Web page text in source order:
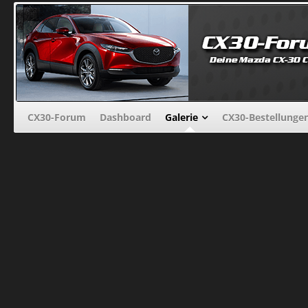
CX30-Forum Dashboard Galerie CX30-